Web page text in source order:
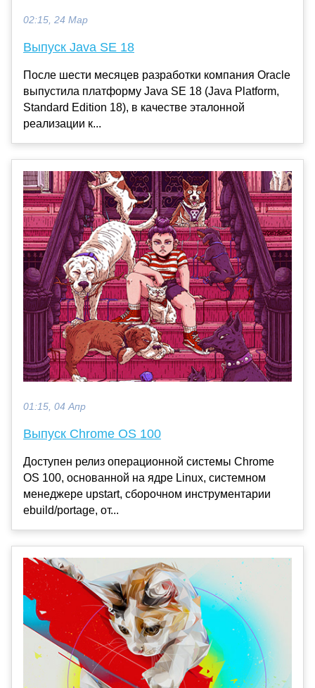
02:15, 24 Мар
Выпуск Java SE 18
После шести месяцев разработки компания Oracle
выпустила платформу Java SE 18 (Java Platform,
Standard Edition 18), в качестве эталонной
реализации к...
01:15, 04 Апр
Выпуск Chrome OS 100
Доступен релиз операционной системы Chrome
OS 100, основанной на ядре Linux, системном
менеджере upstart, сборочном инструментарии
ebuild/portage, от...